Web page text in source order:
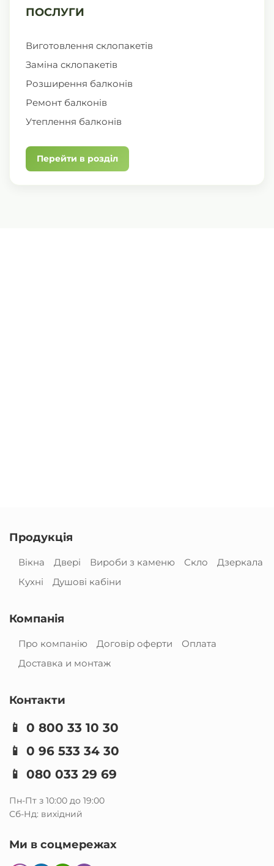
ПОСЛУГИ
Виготовлення склопакетів
Заміна склопакетів
Розширення балконів
Ремонт балконів
Утеплення балконів
Перейти в розділ
Продукція
Вікна Двері Вироби з каменю Скло
Дзеркала
Кухні
Душові кабіни
Компанія
Про компанію Договір оферти
Оплата
Доставка и монтаж
Контакти
📱 0 800 33 10 30
📱 0 96 533 34 30
📱 080 033 29 69
Пн-Пт з 10:00 до 19:00
Сб-Нд: вихідний
Ми в соцмережах